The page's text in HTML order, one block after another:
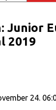
Junior
2019
24.